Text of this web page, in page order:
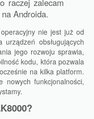
raczej zalecam
Androida.
nie jest już od
obsługujących
jego rozwoju sprawia,
kodu, która pozwala
na kilka platform.
nowych funkcjonalności,